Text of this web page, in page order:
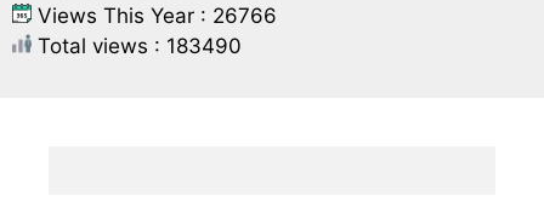
Views This Year : 26766
Total views : 183490